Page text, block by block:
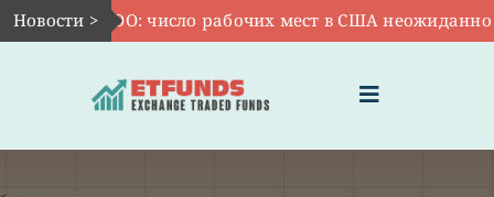
Skip
to
Новости >
Авг 7:VOO: число рабочих мест в США неожиданно
Toggle
Navigation